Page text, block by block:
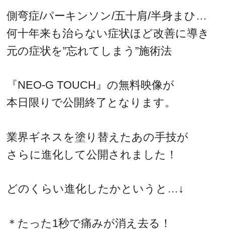
側弯症/パーキンソン/五十肩/半身まひ…
何十年来も治らない症状ほど改善に導き
元の症状を”忘れてしまう”施術法
『NEO-G TOUCH』の無料映像が
本日限りで公開終了となります。
業界ギネスを塗り替えたあの手技が
さらに進化して公開されました！
どのくらい進化したかというと…↓
＊たった1秒で痛みが消え去る！